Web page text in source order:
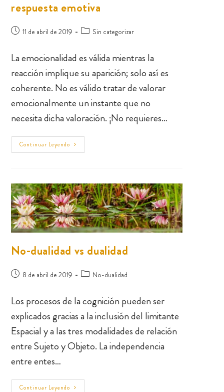
respuesta emotiva
11 de abril de 2019 Sin categorizar
La emocionalidad es válida mientras la
reacción implique su aparición; solo así es
coherente. No es válido tratar de valorar
emocionalmente un instante que no
necesita dicha valoración. ¡No requieres…
Continuar Leyendo
No-dualidad vs dualidad
8 de abril de 2019 No-dualidad
Los procesos de la cognición pueden ser
explicados gracias a la inclusión del limitante
Espacial y a las tres modalidades de relación
entre Sujeto y Objeto. La independencia
entre entes…
Continuar Leyendo